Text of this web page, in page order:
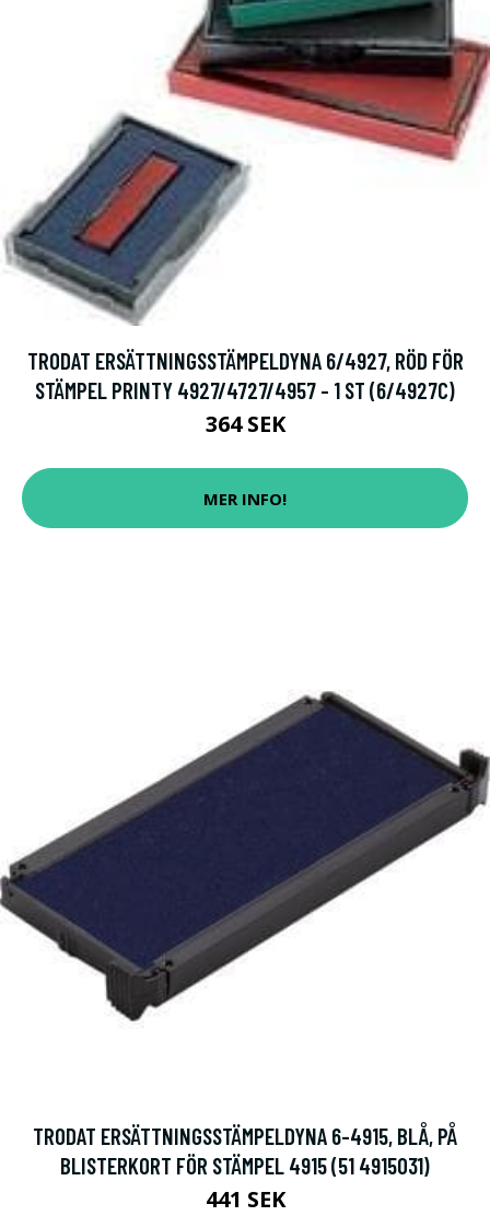
TRODAT ERSÄTTNINGSSTÄMPELDYNA 6/4927, RÖD FÖR
STÄMPEL PRINTY 4927/4727/4957 - 1 ST (6/4927C)
364 SEK
MER INFO!
TRODAT ERSÄTTNINGSSTÄMPELDYNA 6-4915, BLÅ, PÅ
BLISTERKORT FÖR STÄMPEL 4915 (51 4915031)
441 SEK